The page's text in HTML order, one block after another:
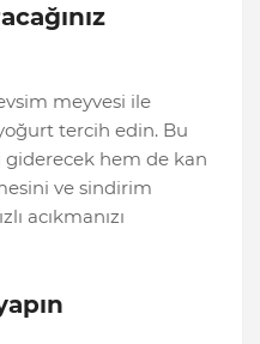
meyvesi ile
tercih edin. Bu
giderecek hem de kan
ve sindirim
acıkmanızı